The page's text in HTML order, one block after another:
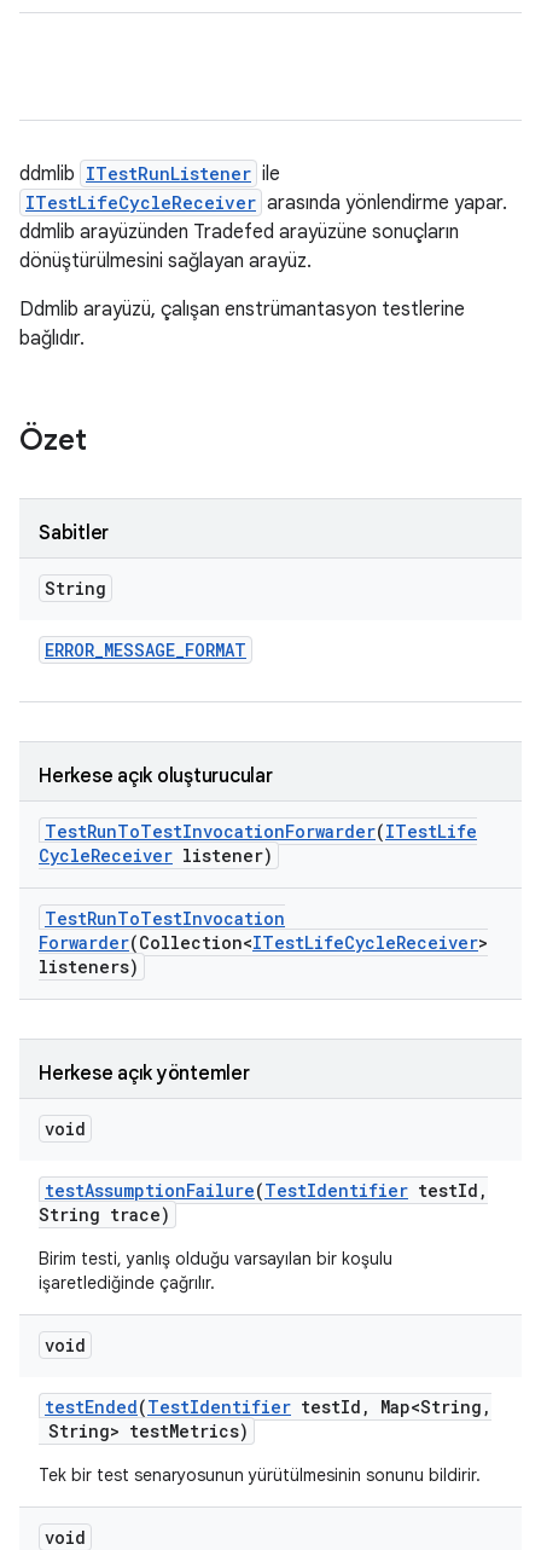
ddmlib ITestRunListener ile
ITestLifeCycleReceiver arasında yönlendirme yapar.
ddmlib arayüzünden Tradefed arayüzüne sonuçların
dönüştürülmesini sağlayan arayüz.
Ddmlib arayüzü, çalışan enstrümantasyon testlerine
bağlıdır.
Özet
Sabitler
String
ERROR_MESSAGE_FORMAT
Herkese açık oluşturucular
TestRunToTestInvocationForwarder(ITestLife
CycleReceiver listener)
TestRunToTestInvocation
Forwarder(Collection<ITestLifeCycleReceiver>
listeners)
Herkese açık yöntemler
void
testAssumptionFailure(TestIdentifier testId ,
String trace)
Birim testi, yanlış olduğu varsayılan bir koşulu
işaretlediğinde çağrılır.
void
testEnded(TestIdentifier testId , Map<String ,
String> testMetrics)
Tek bir test senaryosunun yürütülmesinin sonunu bildirir.
void